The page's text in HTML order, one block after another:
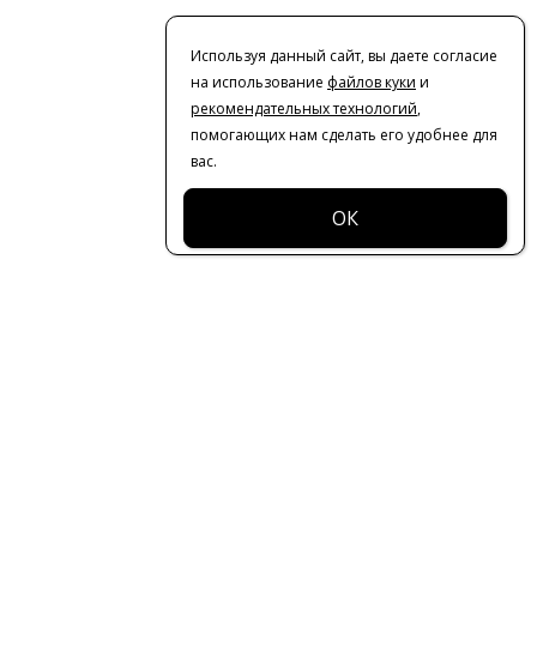
Используя данный сайт, вы даете согласие
на использование файлов куки и
рекомендательных технологий,
помогающих нам сделать его удобнее для
вас.